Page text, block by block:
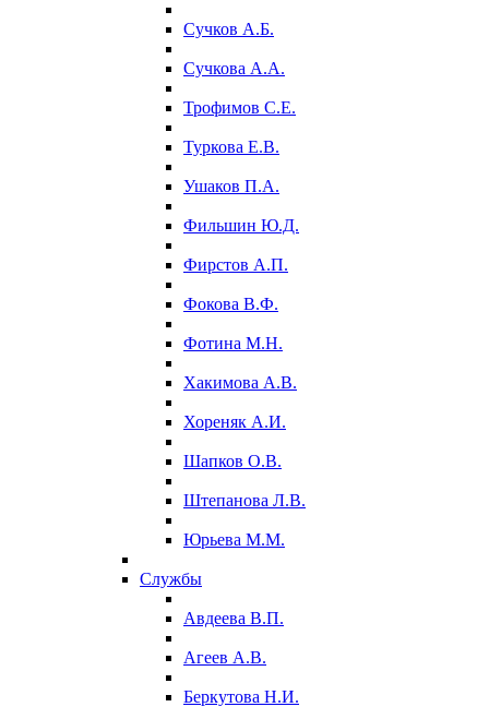
Сучков А.Б.
Сучкова А.А.
Трофимов С.Е.
Туркова Е.В.
Ушаков П.А.
Фильшин Ю.Д.
Фирстов А.П.
Фокова В.Ф.
Фотина М.Н.
Хакимова А.В.
Хореняк А.И.
Шапков О.В.
Штепанова Л.В.
Юрьева М.М.
Службы
Авдеева В.П.
Агеев А.В.
Беркутова Н.И.